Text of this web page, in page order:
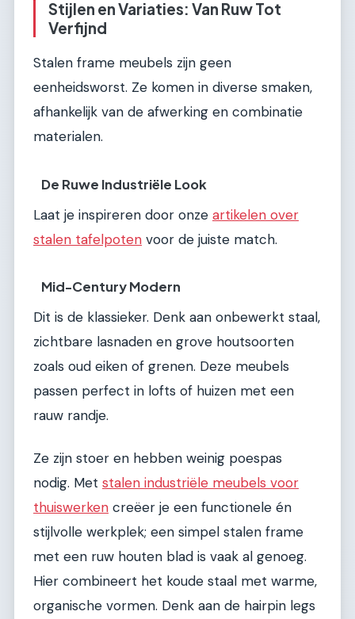
Stijlen en Variaties: Van Ruw Tot
Verfijnd
Stalen frame meubels zijn geen
eenheidsworst. Ze komen in diverse smaken,
afhankelijk van de afwerking en combinatie
materialen.
De Ruwe Industriële Look
Laat je inspireren door onze artikelen over
stalen tafelpoten voor de juiste match.
Mid-Century Modern
Dit is de klassieker. Denk aan onbewerkt staal,
zichtbare lasnaden en grove houtsoorten
zoals oud eiken of grenen. Deze meubels
passen perfect in lofts of huizen met een
rauw randje.
Ze zijn stoer en hebben weinig poespas
nodig. Met stalen industriële meubels voor
thuiswerken creëer je een functionele én
stijlvolle werkplek; een simpel stalen frame
met een ruw houten blad is vaak al genoeg.
Hier combineert het koude staal met warme,
organische vormen. Denk aan de hairpin legs